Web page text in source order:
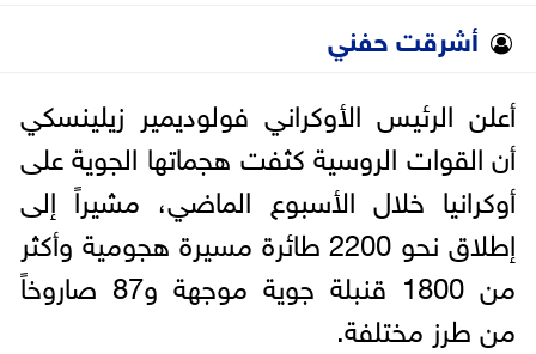
أشرقت حفني
أعلن الرئيس الأوكراني فولوديمير زيلينسكي
أن القوات الروسية كثفت هجماتها الجوية على
أوكرانيا خلال الأسبوع الماضي، مشيراً إلى
إطلاق نحو 2200 طائرة مسيرة هجومية وأكثر
من 1800 قنبلة جوية موجهة و87 صاروخاً
من طرز مختلفة.